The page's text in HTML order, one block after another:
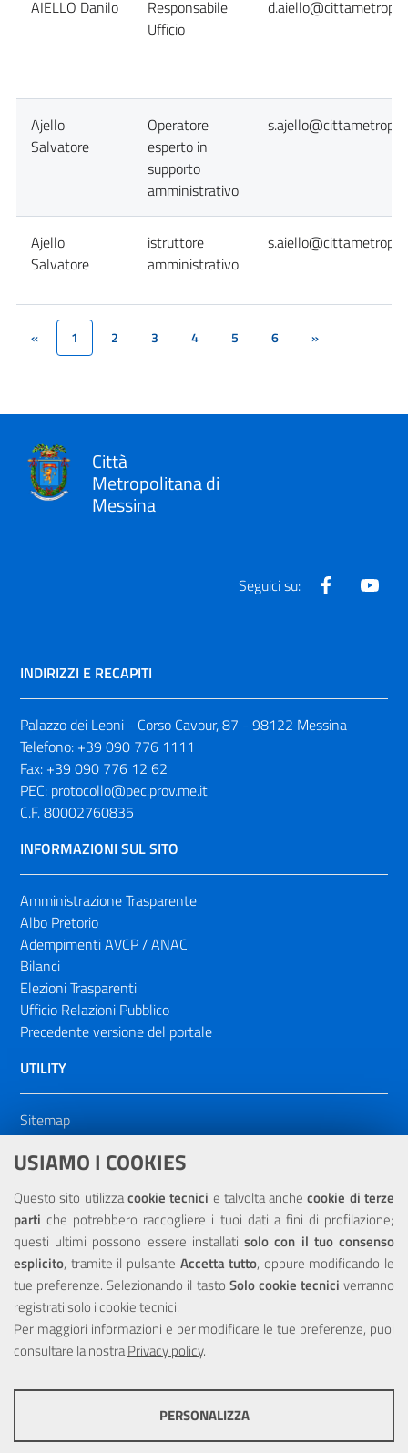
USIAMO I COOKIES
Questo sito utilizzacookie tecnici e talvolta anchecookie di terze
parti che potrebbero raccogliere i tuoi dati a fini di profilazione;
questi ultimi possono essere installatisolo con il tuo consenso
esplicito, tramite il pulsante Accetta tutto, oppure modificando le
tue preferenze. Selezionando il tasto Solo cookie tecnici verranno
registrati solo i cookie tecnici.
Per maggiori informazioni e per modificare le tue preferenze, puoi
consultare la nostraPrivacy policy.
PERSONALIZZA
AIELLO Danilo
Responsabile
Ufficio
Ajello
Salvatore
Operatore
esperto in
supporto
amministrativo
Ajello
Salvatore
istruttore
amministrativo
« 1(current)
2 3 4 5 6 »
Città
Metropolitana di
Messina
Seguici su: Facebook
INDIRIZZI E RECAPITI
Palazzo dei Leoni - Corso Cavour, 87 - 98122 Messina
Telefono: +39 090 776 1111
Fax: +39 090 776 12 62
PEC: protocollo@pec.prov.me.it
C.F. 80002760835
INFORMAZIONI SUL SITO
Amministrazione Trasparente
Albo Pretorio
Adempimenti AVCP / ANAC
Bilanci
Elezioni Trasparenti
Ufficio Relazioni Pubblico
Precedente versione del portale
UTILITY
Sitemap
Dichiarazione di accessibilità
NOTE LEGALI
Privacy
Portale realizzato con la partecipazione finanziaria dell'Unione
Europea tramite i fondi del POR Sicilia 2000/2006 Misura 6.05 -